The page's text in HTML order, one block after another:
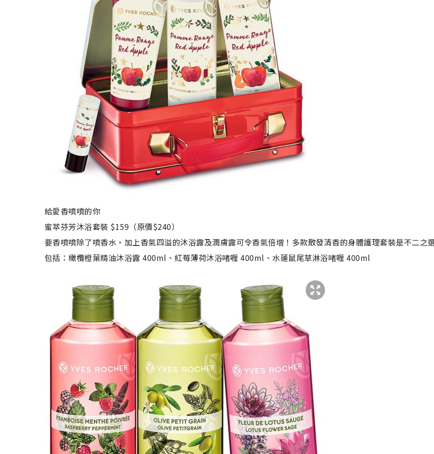
給愛香噴噴的你
蜜萃芬芳沐浴套裝 $159（原價$240）
要香噴噴除了噴香水，加上香氣四溢的沐浴露及潤膚露可令香氣倍增！多款散發清香的身體護理套裝是不二之
包括：橄欖橙葉精油沐浴露 400ml、紅莓薄荷沐浴啫喱 400ml、水蓮鼠尾草淋浴啫喱 400ml